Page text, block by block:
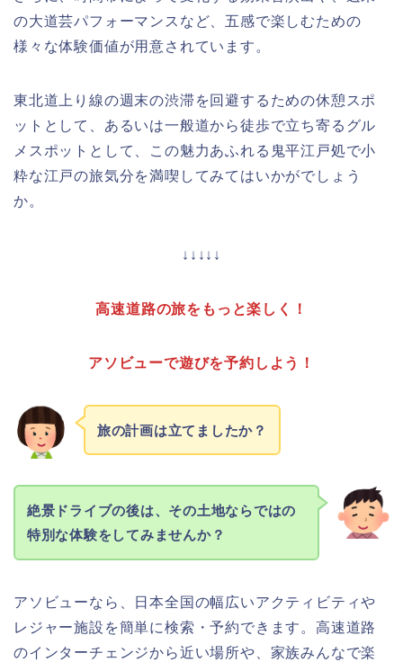
の大道芸パフォーマンスなど、五感で楽しむための
様々な体験価値が用意されています。
東北道上り線の週末の渋滞を回避するための休憩スポ
ットとして、あるいは一般道から徒歩で立ち寄るグル
メスポットとして、この魅力あふれる鬼平江戸処で小
粋な江戸の旅気分を満喫してみてはいかがでしょう
か。
↓↓↓↓↓
高速道路の旅をもっと楽しく！
アソビューで遊びを予約しよう！
旅の計画は立てましたか？
絶景ドライブの後は、その土地ならではの
特別な体験をしてみませんか？
アソビューなら、日本全国の幅広いアクティビティや
レジャー施設を簡単に検索・予約できます。高速道路
のインターチェンジから近い場所や、家族みんなで楽